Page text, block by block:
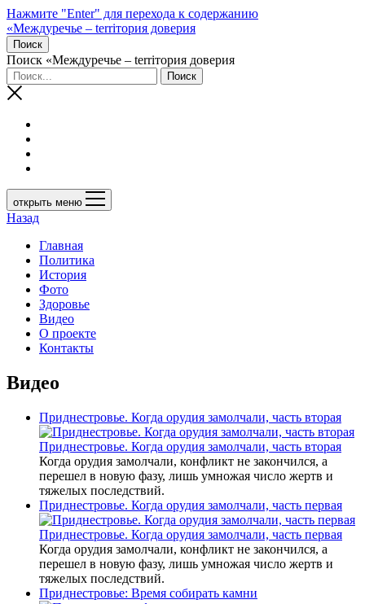
Нажмите "Enter" для перехода к содержанию
«Междуречье – terriтория доверия
Поиск
Поиск «Междуречье – terriтория доверия
открыть меню
Назад
Главная
Политика
История
Фото
Здоровье
Видео
О проекте
Контакты
Видео
Приднестровье. Когда орудия замолчали, часть вторая
Приднестровье. Когда орудия замолчали, часть вторая
Когда орудия замолчали, конфликт не закончился, а
перешел в новую фазу, лишь умножая число жертв и
тяжелых последствий.
Приднестровье. Когда орудия замолчали, часть первая
Приднестровье. Когда орудия замолчали, часть первая
Когда орудия замолчали, конфликт не закончился, а
перешел в новую фазу, лишь умножая число жертв и
тяжелых последствий.
Приднестровье: Время собирать камни